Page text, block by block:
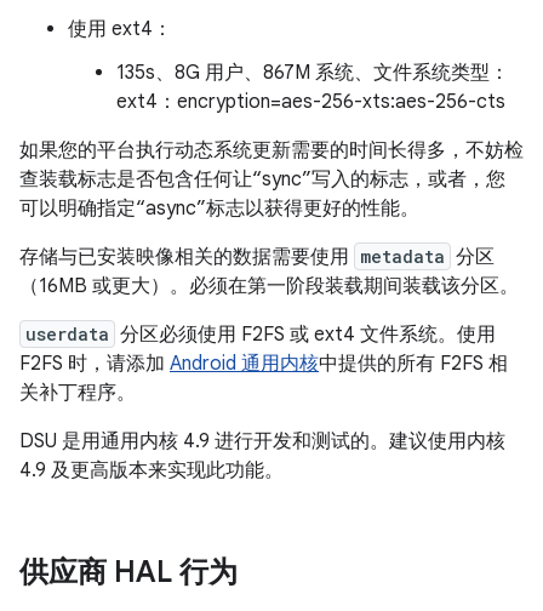
使用 ext4：
135s、8G 用户、867M 系统、文件系统类型：
ext4：encryption=aes-256-xts:aes-256-cts
如果您的平台执行动态系统更新需要的时间长得多，不妨检
查装载标志是否包含任何让“sync”写入的标志，或者，您
可以明确指定“async”标志以获得更好的性能。
存储与已安装映像相关的数据需要使用 metadata 分区
（16MB 或更大）。必须在第一阶段装载期间装载该分区。
userdata 分区必须使用 F2FS 或 ext4 文件系统。使用
F2FS 时，请添加 Android 通用内核中提供的所有 F2FS 相
关补丁程序。
DSU 是用通用内核 4.9 进行开发和测试的。建议使用内核
4.9 及更高版本来实现此功能。
供应商 HAL 行为